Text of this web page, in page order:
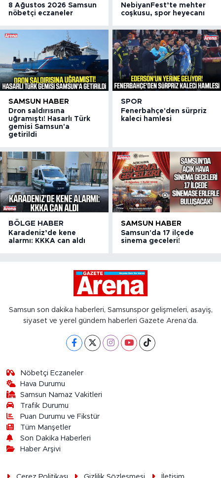
8 Ağustos 2026 Samsun
nöbetçi eczaneler
NebiyanFest’te mehter
coşkusu, spor heyecanı
SAMSUN HABER
Dron saldırısına
uğramıştı! Hasarlı Türk
gemisi Samsun'a
getirildi
SPOR
Fenerbahçe'den sürpriz
kaleci hamlesi
BÖLGE HABER
Karadeniz’de kene
alarmı: KKKA can aldı
SAMSUN HABER
Samsun'da 17 ilçede
sinema geceleri!
Samsun son dakika haberleri, Samsunspor gelişmeleri, asayiş,
siyaset ve yerel gündem haberleri Gazete Arena’da.
Nöbetçi Eczaneler
Hava Durumu
Samsun Namaz Vakitleri
Trafik Durumu
Puan Durumu ve Fikstür
Tüm Manşetler
Son Dakika Haberleri
Haber Arşivi